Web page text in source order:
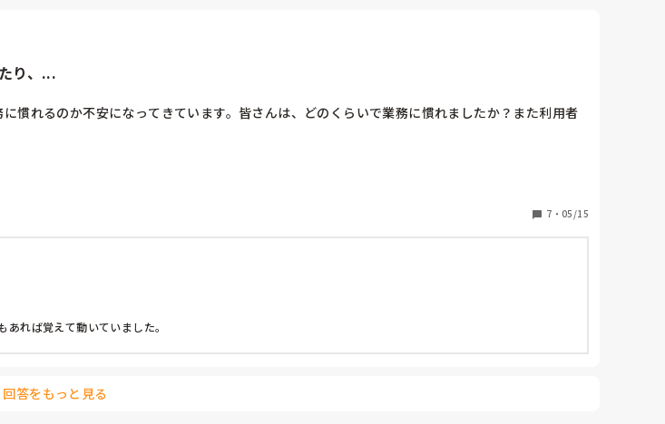
り、...
慣れるのか不安になってきています。皆さんは、どのくらいで業務に慣れましたか？また利用者
7 ・ 05/15
れば覚えて動いていました。
回答をもっと見る